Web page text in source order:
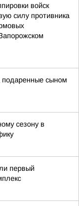
войск
силу противника
подаренные сыном
сезону в
первый